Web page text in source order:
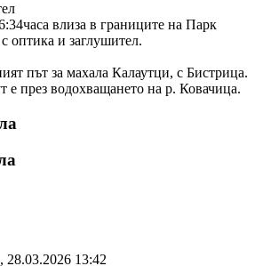
влиза в границите на Парк
оптика и заглушител.
път за махала Калаутци, с Бистрица.
е през водохващането на р. Ковачица.
28.03.2026 13:42